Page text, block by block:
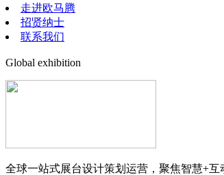
走进欧马腾
招贤纳士
联系我们
Global exhibition
全球一站式展台设计策划运营，聚焦智慧+